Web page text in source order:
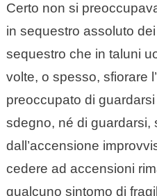
Certo non si
in sequestro assoluto
sequestro che in taluni
volte, o spesso, sfiorare
preoccupato di
sdegno, né di guardarsi,
dall’accensione
cedere ad accensioni
qualcuno sintomo di